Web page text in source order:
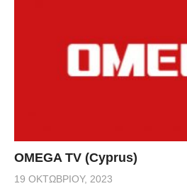
OMEGA TV (Cyprus)
19 ΟΚΤΩΒΡΊΟΥ, 2023